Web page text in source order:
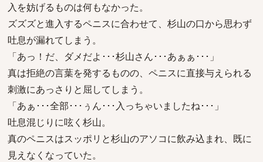
入を妨げるものは何もなかった。
ズズズと進入するペニスに合わせて、杉山の口から思わず
吐息が漏れてしまう。
「あっ！だ、ダメだよ･･･杉山さん･･･あぁぁ･･･」
真は拒絶の言葉を発するものの、ペニスに直接与えられる
刺激にあっさりと屈してしまう。
「あぁ･･･全部･･･ぅん･･･入っちゃいましたね･･･」
吐息混じりに呟く杉山。
真のペニスはスッポリと杉山のアソコに飲み込まれ、既に
見えなくなっていた。